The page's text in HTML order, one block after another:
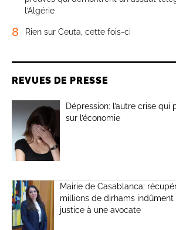
l’Algérie
8 Rien sur Ceuta, cette fois-ci
REVUES DE PRESSE
Dépression: l’autre crise
sur l’économie
Mairie de Casablanca:
millions de dirhams
justice à une avocate